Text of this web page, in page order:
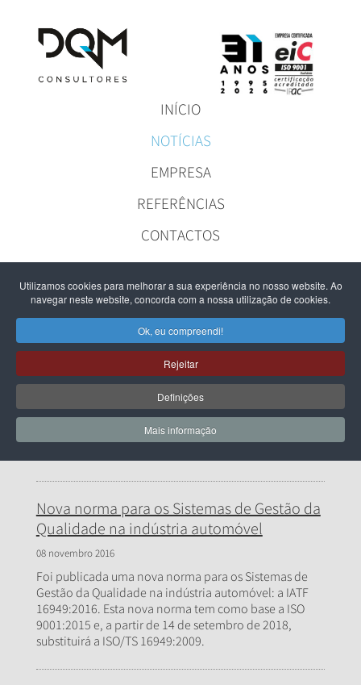
INÍCIO
NOTÍCIAS
EMPRESA
REFERÊNCIAS
CONTACTOS
NOTÍCIAS
Auditorias Internas da Qualidade
A DQM, em parceria com a Associação Empresarial de
Águeda, vai realizar um Curso sobre "Auditorias
Nova norma para os Sistemas de Gestão da
Qualidade na indústria automóvel
08 novembro 2016
Foi publicada uma nova norma para os Sistemas de
Gestão da Qualidade na indústria automóvel: a IATF
16949:2016. Esta nova norma tem como base a ISO
9001:2015 e, a partir de 14 de setembro de 2018,
substituirá a ISO/TS 16949:2009.
Utilizamos cookies para melhorar a sua experiência no nosso website. Ao
navegar neste website, concorda com a nossa utilização de cookies.
Ok, eu compreendi!
Rejeitar
Definições
Mais informação